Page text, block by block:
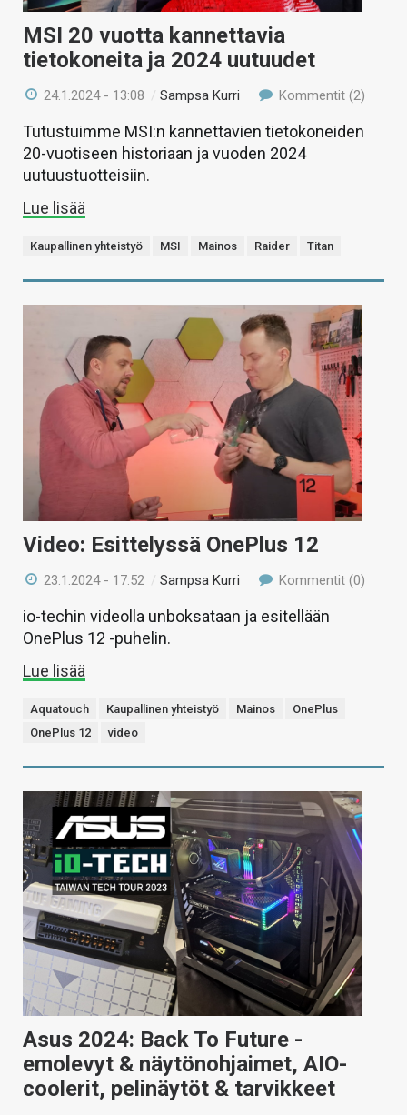
MSI 20 vuotta kannettavia
tietokoneita ja 2024 uutuudet
24.1.2024 - 13:08 /Sampsa Kurri Kommentit (2)
Tutustuimme MSI:n kannettavien tietokoneiden
20-vuotiseen historiaan ja vuoden 2024
uutuustuotteisiin.
Lue lisää
Kaupallinen yhteistyö MSI Mainos Raider Titan
Video: Esittelyssä OnePlus 12
23.1.2024 - 17:52 /Sampsa Kurri Kommentit (0)
io-techin videolla unboksataan ja esitellään
OnePlus 12 -puhelin.
Lue lisää
Aquatouch Kaupallinen yhteistyö Mainos
OnePlus
OnePlus 12
video
Asus 2024: Back To Future -
emolevyt & näytönohjaimet, AIO-
coolerit, pelinäytöt & tarvikkeet